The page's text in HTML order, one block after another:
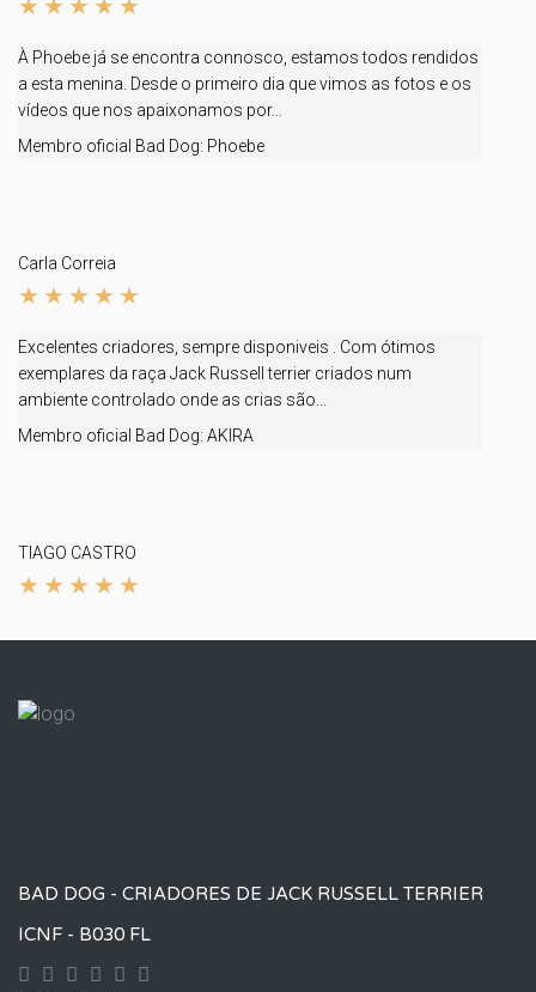
À Phoebe já se encontra connosco, estamos todos rendidos
a esta menina. Desde o primeiro dia que vimos as fotos e os
vídeos que nos apaixonamos por...
Membro oficial Bad Dog: Phoebe
Carla Correia
Excelentes criadores, sempre disponiveis . Com ótimos
exemplares da raça Jack Russell terrier criados num
ambiente controlado onde as crias são...
Membro oficial Bad Dog: AKIRA
TIAGO CASTRO
BAD DOG - CRIADORES DE JACK RUSSELL TERRIER
ICNF - B030 FL
Contact
Googleplus
Facebook
Instagram
Yourtube
Twitter